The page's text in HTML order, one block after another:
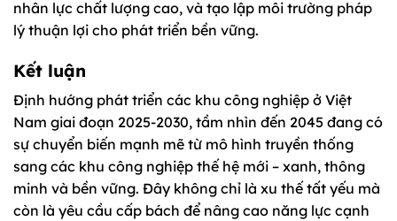
nhân lực chất lượng cao, và tạo lập môi trường pháp
lý thuận lợi cho phát triển bền vững.
Kết luận
Định hướng phát triển các khu công nghiệp ở Việt
Nam giai đoạn 2025-2030, tầm nhìn đến 2045 đang có
sự chuyển biến mạnh mẽ từ mô hình truyền thống
sang các khu công nghiệp thế hệ mới – xanh, thông
minh và bền vững. Đây không chỉ là xu thế tất yếu mà
còn là yêu cầu cấp bách để nâng cao năng lực cạnh